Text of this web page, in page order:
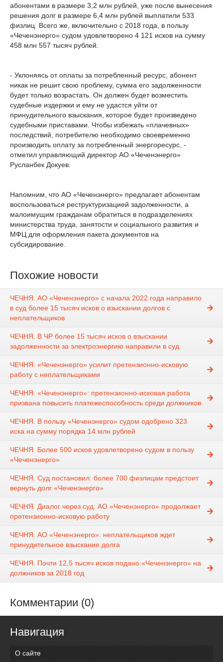
абонентами в размере 3,2 млн рублей, уже после вынесения
решения долг в размере 6,4 млн рублей выплатили 533
физлиц. Всего же, включительно с 2018 года, в пользу
«Чеченэнерго» судом удовлетворено 4 121 исков на сумму
458 млн 557 тысяч рублей.
- Уклоняясь от оплаты за потребленный ресурс, абонент
никак не решит свою проблему, сумма его задолженности
будет только возрастать. Он должен будет возместить
судебные издержки и ему не удастся уйти от
принудительного взыскания, которое будет произведено
судебными приставами. Чтобы избежать «плачевных»
последствий, потребителю необходимо своевременно
производить оплату за потребленный энергоресурс, -
отметил управляющий директор АО «Чеченэнерго»
Русланбек Докуев.
Напомним, что АО «Чеченэнерго» предлагает абонентам
воспользоваться реструктуризацией задолженности, а
малоимущим гражданам обратиться в подразделениях
министерства труда, занятости и социального развития и
МФЦ для оформления пакета документов на
субсидирование.
Похожие новости
ЧЕЧНЯ. АО «Чеченэнерго» с начала 2022 года направило
в суд более 15 тысяч исков о взыскании долгов с
неплательщиков
ЧЕЧНЯ. В ЧР более 15 тысяч исков о взыскании
задолженности за электроэнергию направили в суд
ЧЕЧНЯ. «Чеченэнерго» усилит претензионно-исковую
работу с неплательщиками
ЧЕЧНЯ. «Чеченэнерго»: претензионно-исковая работа
призвана повысить платежеспособность среди должников
ЧЕЧНЯ. В пользу «Чеченэнерго» судом одобрено 323
иска на сумму порядка 14 млн рублей
ЧЕЧНЯ. Более 500 исков удовлетворено судом в пользу
«Чеченэнерго»
ЧЕЧНЯ. Суд постановил: более 700 физлицам предстоит
вернуть долг «Чеченэнерго»
ЧЕЧНЯ. Диалог через суд: АО «Чеченэнерго» продолжает
претензионно-исковую работу
ЧЕЧНЯ. АО «Чеченэнерго»: неплательщиков ждет
принудительное взыскание долга
ЧЕЧНЯ. Почти 12,5 тысяч исков подано «Чеченэнерго» на
должников за 2018 год
Комментарии (0)
Навигация
О сайте